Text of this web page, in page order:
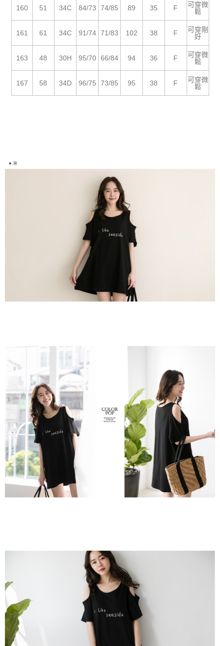
160 51 34C 84/73 74/85 89 35 F
可穿微
鬆
161 61 34C 91/74 71/83 102 38 F
可穿剛
好
163 48 30H 95/70 66/84 94 36 F
可穿微
鬆
167 58 34D 96/75 73/85 95 38 F
可穿微
鬆